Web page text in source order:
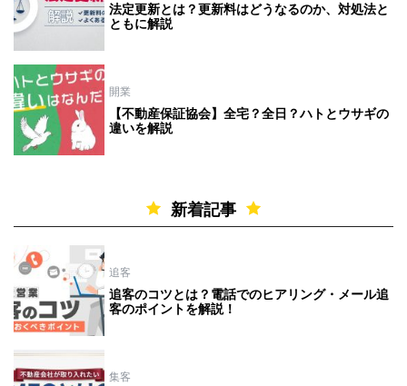
法定更新とは？更新料はどうなるのか、対処法と
ともに解説
開業
【不動産保証協会】全宅？全日？ハトとウサギの
違いを解説
新着記事
追客
追客のコツとは？電話でのヒアリング・メール追
客のポイントを解説！
集客